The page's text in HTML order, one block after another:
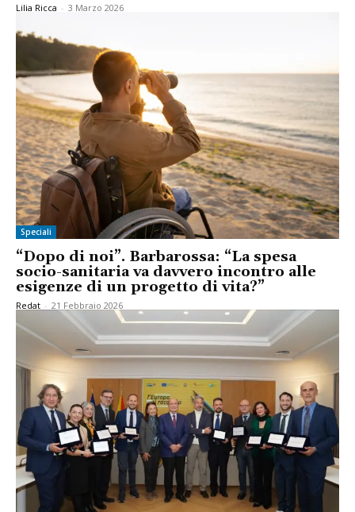
Lilia Ricca - 3 Marzo 2026
Speciali
“Dopo di noi”. Barbarossa: “La spesa
socio-sanitaria va davvero incontro alle
esigenze di un progetto di vita?”
Redat - 21 Febbraio 2026